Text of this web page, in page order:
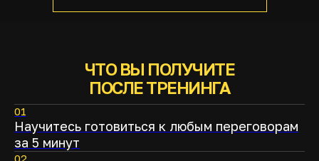
ЧТО ВЫ ПОЛУЧИТЕ
ПОСЛЕ ТРЕНИНГА
01
Научитесь готовиться к любым переговорам
за 5 минут
02